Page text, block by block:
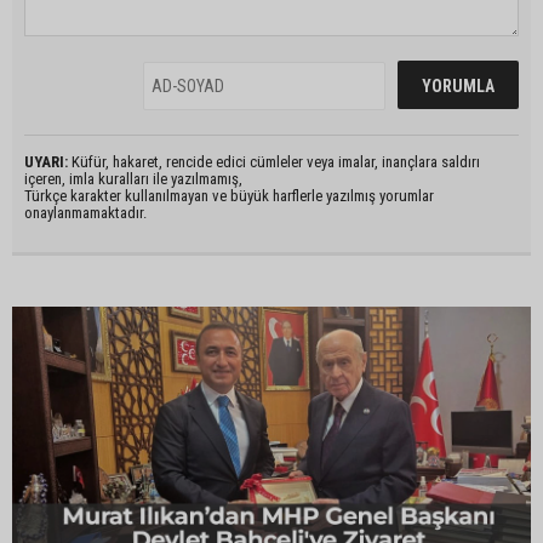
UYARI: Küfür, hakaret, rencide edici cümleler veya imalar, inançlara saldırı
içeren, imla kuralları ile yazılmamış,
Türkçe karakter kullanılmayan ve büyük harflerle yazılmış yorumlar
onaylanmamaktadır.